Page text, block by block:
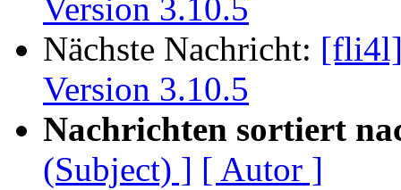
Version 3.10.5
Nächste Nachricht: [fli4l]
Version 3.10.5
Nachrichten sortiert
(Subject) ] [ Autor ]